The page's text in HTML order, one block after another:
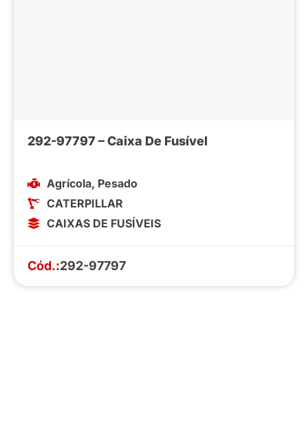
292-97797 – Caixa De Fusível
Agrícola, Pesado
CATERPILLAR
CAIXAS DE FUSÍVEIS
Cód.:292-97797